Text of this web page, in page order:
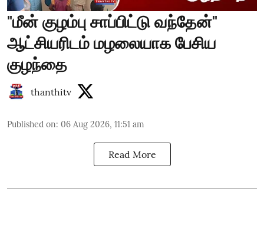
"மீன் குழம்பு சாப்பிட்டு வந்தேன்"
ஆட்சியரிடம் மழலையாக பேசிய
குழந்தை
thanthitv
Published on: 06 Aug 2026, 11:51 am
Read More